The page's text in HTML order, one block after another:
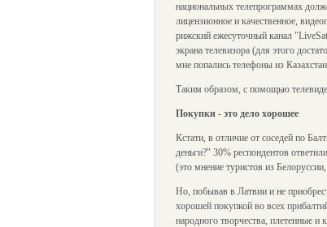
национальных телепрограммах
лицензионное и качественное,
рижский ежесуточный канал
экрана телевизора (для этого
мне попались телефоны из
Таким образом, с помощью
Покупки - это дело хорошее
Кстати, в отличие от соседей по
деньги?" 30% респондентов
(это мнение туристов из
Но, побывав в Латвии и не
хорошей покупкой во всех
народного творчества, плетенные